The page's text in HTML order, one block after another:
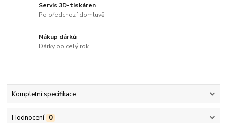
Servis 3D-tiskáren
Po předchozí domluvě
Nákup dárků
Dárky po celý rok
Kompletní specifikace
Hodnocení 0